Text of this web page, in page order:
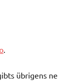
.
übrigens ne